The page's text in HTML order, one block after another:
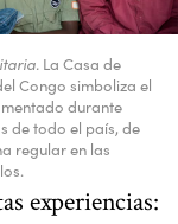
La Casa de
Congo simboliza el
durante
de todo el país, de
regular en las
experiencias: